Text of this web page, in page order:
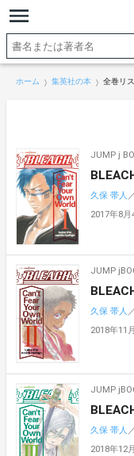
ホーム 集英社の本 全巻リ
JUMP j
久保 帯人 ／
2017年8
JUMP
久保 帯人 ／
2018年11
JUMP
久保 帯人 ／
2018年12